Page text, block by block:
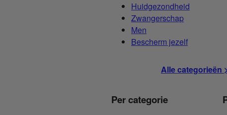
Huidgezondheid
Zwangerschap
Men
Bescherm jezelf
Alle categorieën
Per categorie